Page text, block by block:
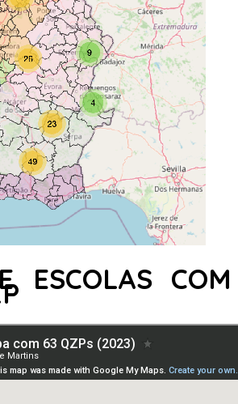
ESCOLAS COM